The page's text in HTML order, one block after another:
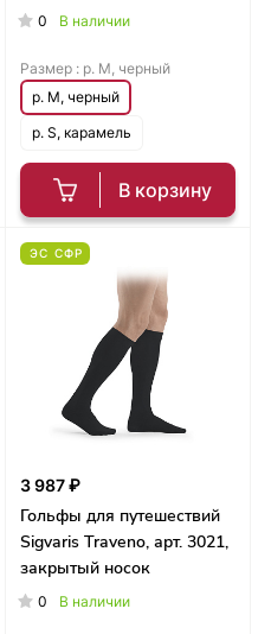
0 В наличии
В корзину
Размер : р. M, черный
р. M, черный
р. S, карамель
ЭС СФР
3 987 ₽
Гольфы для путешествий
Sigvaris Traveno, арт. 3021,
закрытый носок
0 В наличии